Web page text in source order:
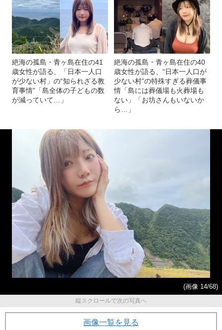
絶海の孤島・青ヶ島在住の41
歳女性が語る、「日本一人口
が少ない村」の“知られざる教
育事情”「島全体の子どもの数
が減っていて…」
絶海の孤島・青ヶ島在住の40
歳女性が語る、“日本一人口が
少ない村”の特殊すぎる葬儀事
情「島には葬儀場も火葬場も
ない」「お坊さんもいないか
ら…」
(画像 14/68)
縦スクロールで次の写真へ
画像一覧を見る